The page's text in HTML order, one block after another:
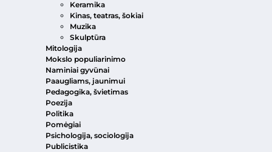
Keramika
Kinas, teatras, šokiai
Muzika
Skulptūra
Mitologija
Mokslo populiarinimo
Naminiai gyvūnai
Paaugliams, jaunimui
Pedagogika, švietimas
Poezija
Politika
Pomėgiai
Psichologija, sociologija
Publicistika